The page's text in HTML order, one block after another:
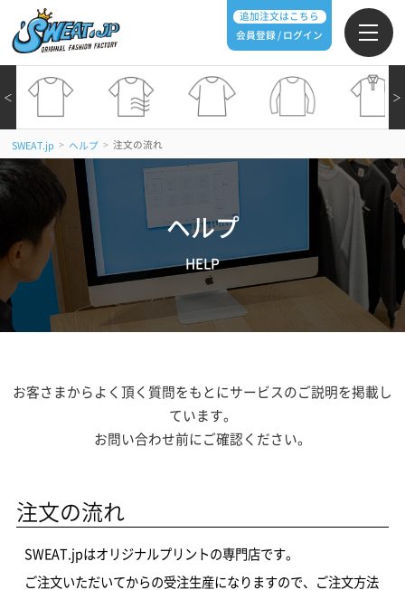
追加注文はこちら
会員登録 / ログイン
＞
＜
SWEAT.jp > ヘルプ > 注文の流れ
ヘルプ
HELP
お客さまからよく頂く質問をもとにサービスのご説明を掲載し
ています。
お問い合わせ前にご確認ください。
注文の流れ
SWEAT.jpはオリジナルプリントの専門店です。
ご注文いただいてからの受注生産になりますので、ご注文方法